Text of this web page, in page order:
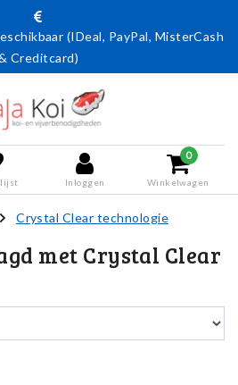
(IDeal, PayPal, MisterCash
Creditcard)
Inloggen
0
Winkelwagen
Crystal Clear technologie
met Crystal Clear